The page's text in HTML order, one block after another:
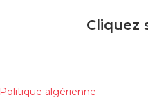
Cliquez
Politique algérienne